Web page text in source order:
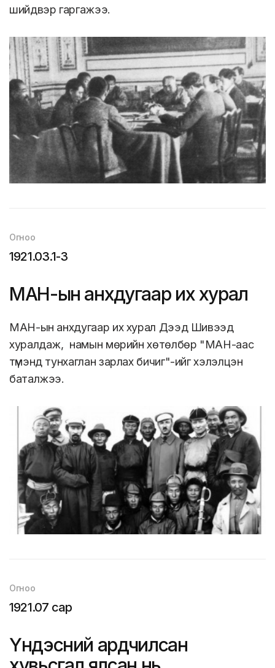
шийдвэр гаргажээ.
Огноо
1921.03.1-3
МАН-ын анхдугаар их хурал
МАН-ын анхдугаар их хурал Дээд Шивээд
хуралдаж, намын мөрийн хөтөлбөр "МАН-аас
түмэнд тунхаглан зарлах бичиг"-ийг хэлэлцэн
баталжээ.
Огноо
1921.07 сар
Үндэсний ардчилсан